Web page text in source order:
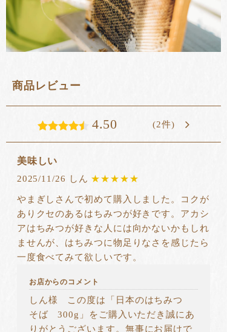
商品レビュー
4.50 (2件)
美味しい
2025/11/26 しん ★★★★★
やまぎしさんで初めて購入しました。コクが
ありクセのあるはちみつが好きです。アカシ
アはちみつが好きな人には向かないかもしれ
ませんが、はちみつに物足りなさを感じたら
一度食べてみて欲しいです。
お店からのコメント
しん様 この度は「日本のはちみつ
そば 300g」をご購入いただき誠にあ
りがとうございます。無事にお届けで